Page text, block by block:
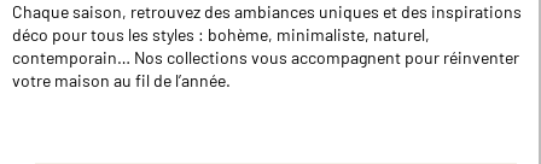
Chaque saison, retrouvez des ambiances uniques et des inspirations
déco pour tous les styles : bohème, minimaliste, naturel,
contemporain… Nos collections vous accompagnent pour réinventer
votre maison au fil de l’année.